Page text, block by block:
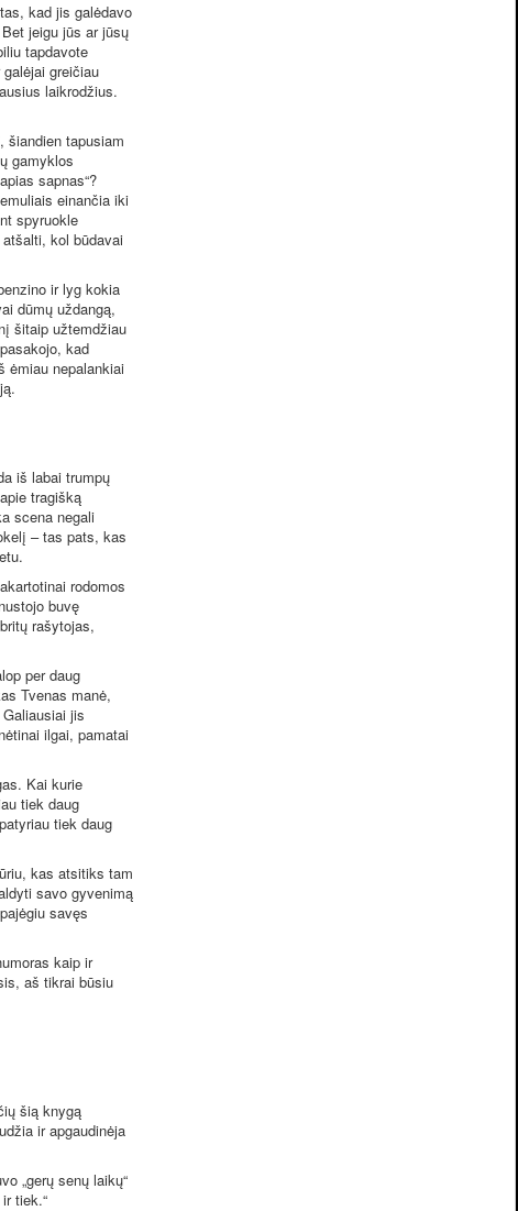
kad jis galėdavo
jeigu jūs ar jūsų
tapdavote
greičiau
laikrodžius.
šiandien tapusiam
gamyklos
sapnas“?
einančia iki
spyruokle
kol būdavai
ir lyg kokia
dūmų uždangą,
šitaip užtemdžiau
kad
ėmiau nepalankiai
iš labai trumpų
tragišką
scena negali
– tas pats, kas
rodomos
buvę
rašytojas,
per daug
Tvenas manė,
jis
ilgai, pamatai
Kai kurie
tiek daug
tiek daug
kas atsitiks tam
savo gyvenimą
savęs
kaip ir
aš tikrai būsiu
šią knygą
ir apgaudinėja
„gerų senų laikų“
tiek.“